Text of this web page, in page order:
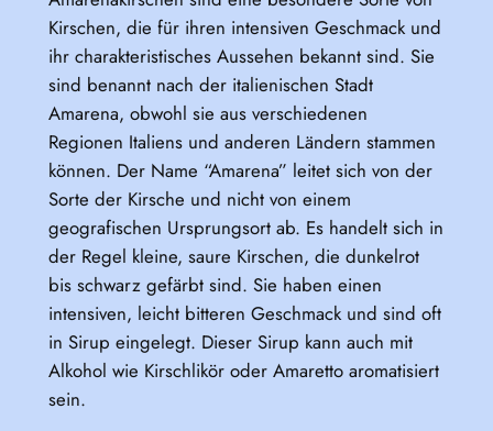
Kirschen, die für ihren intensiven Geschmack und
ihr charakteristisches Aussehen bekannt sind. Sie
sind benannt nach der italienischen Stadt
Amarena, obwohl sie aus verschiedenen
Regionen Italiens und anderen Ländern stammen
können. Der Name “Amarena” leitet sich von der
Sorte der Kirsche und nicht von einem
geografischen Ursprungsort ab. Es handelt sich in
der Regel kleine, saure Kirschen, die dunkelrot
bis schwarz gefärbt sind. Sie haben einen
intensiven, leicht bitteren Geschmack und sind oft
in Sirup eingelegt. Dieser Sirup kann auch mit
Alkohol wie Kirschlikör oder Amaretto aromatisiert
sein.